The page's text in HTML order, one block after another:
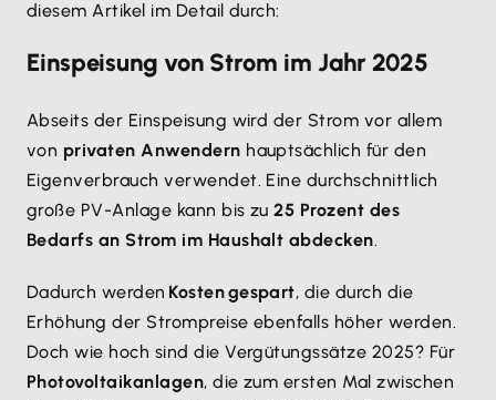
diesem Artikel im Detail durch:
Einspeisung von Strom im Jahr 2025
Abseits der Einspeisung wird der Strom vor allem
von privaten Anwendern hauptsächlich für den
Eigenverbrauch verwendet. Eine durchschnittlich
große PV-Anlage kann bis zu25 Prozent des
Bedarfs an Strom im Haushalt abdecken.
Dadurch werden Kosten gespart, die durch die
Erhöhung der Strompreise ebenfalls höher werden.
Doch wie hoch sind die Vergütungssätze 2025? Für
Photovoltaikanlagen, die zum ersten Mal zwischen